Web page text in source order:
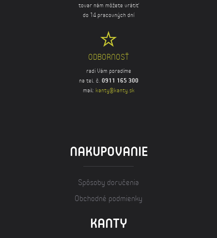
tovar nám môžete vrátiť
do 14 pracovných dní
ODBORNOSŤ
radi Vám poradíme
na tel. č. 0911 165 300
mail: kanty@kanty.sk
NAKUPOVANIE
Spôsoby doručenia
Obchodné podmienky
KANTY